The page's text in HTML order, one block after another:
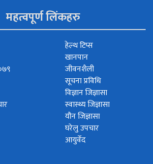
महत्वपूर्ण लिंकहरु
हेल्थ टिप्स
खानपान
जीवनशैली
सूचना प्रविधि
विज्ञान जिज्ञासा
स्वास्थ्य जिज्ञासा
यौन जिज्ञासा
घरेलु उपचार
आयुर्वेद